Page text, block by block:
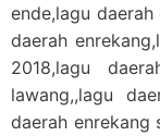
ende,lagu
daerah
2018,lagu
lawang,,lagu
daerah enrekang